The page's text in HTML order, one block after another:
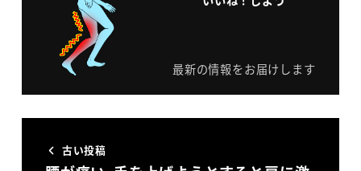
最新の情報をお届けします
古い投稿